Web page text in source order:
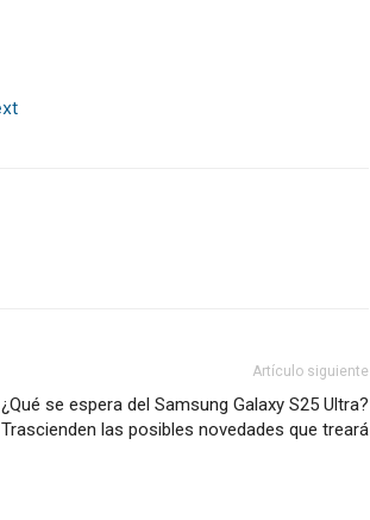
Artículo siguiente
¿Qué se espera del Samsung Galaxy S25 Ultra?
Trascienden las posibles novedades que treará